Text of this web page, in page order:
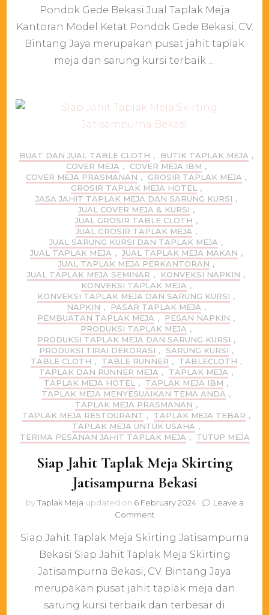
Meja
Kantoran
Model
Ketat
Gede
Pondok Gede Bekasi Jual Taplak Meja
Kantoran Model Ketat Pondok Gede Bekasi, CV.
Bintang Jaya merupakan pusat jahit taplak
meja dan sarung kursi terbaik …
BUAT DAN JUAL TABLE CLOTH , BUTIK TAPLAK MEJA ,
COVER MEJA , COVER MEJA IBM ,
COVER MEJA PRASMANAN , GROSIR TAPLAK MEJA ,
GROSIR TAPLAK MEJA HOTEL
,
JASA JAHIT TAPLAK MEJA DAN SARUNG KURSI ,
JUAL COVER MEJA & KURSI ,
JUAL GROSIR TABLE CLOTH ,
JUAL GROSIR TAPLAK MEJA ,
JUAL SARUNG KURSI DAN TAPLAK MEJA ,
JUAL TAPLAK MEJA , JUAL TAPLAK MEJA MAKAN ,
JUAL TAPLAK MEJA PERKANTORAN ,
JUAL TAPLAK MEJA SEMINAR , KONVEKSI NAPKIN ,
KONVEKSI TAPLAK MEJA ,
KONVEKSI TAPLAK MEJA DAN SARUNG KURSI ,
NAPKIN , PASAR TAPLAK MEJA ,
PEMBUATAN TAPLAK MEJA , PESAN NAPKIN ,
PRODUKSI TAPLAK MEJA ,
PRODUKSI TAPLAK MEJA DAN SARUNG KURSI ,
PRODUKSI TIRAI DEKORASI , SARUNG KURSI ,
TABLE CLOTH , TABLE RUNNER , TABLECLOTH ,
TAPLAK DAN RUNNER MEJA , TAPLAK MEJA ,
TAPLAK MEJA HOTEL
, TAPLAK MEJA IBM ,
TAPLAK MEJA MENYESUAIKAN TEMA ANDA ,
TAPLAK MEJA PRASMANAN ,
TAPLAK MEJA RESTOURANT , TAPLAK MEJA TEBAR ,
TAPLAK MEJA UNTUK USAHA ,
TERIMA PESANAN JAHIT TAPLAK MEJA , TUTUP MEJA
Siap Jahit Taplak Meja Skirting
Jatisampurna Bekasi
byTaplak Meja updated on 6 February 2024
Leave a
Commenton
Jahit
Taplak
Skirting
Jatisampurna
Siap Jahit Taplak Meja Skirting Jatisampurna
Bekasi Siap Jahit Taplak Meja Skirting
Jatisampurna Bekasi, CV. Bintang Jaya
merupakan pusat jahit taplak meja dan
sarung kursi terbaik dan terbesar di